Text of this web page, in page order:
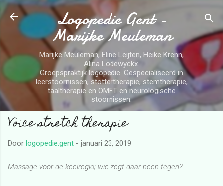
Doorgaan naar hoofdcontent
Logopedie Gent -
Marijke Meuleman
Marijke Meuleman, Eline Leijten, Heike Krenn,
Alina Lodewyckx.
Groepspraktijk logopedie. Gespecialiseerd in
leerstoornissen, stottertherapie, stemtherapie,
taaltherapie en OMFT en neurologische
stoornissen.
Voice stretch therapie
Door logopedie.gent - januari 23, 2019
Massage voor de keelregio; wie zegt daar neen tegen?